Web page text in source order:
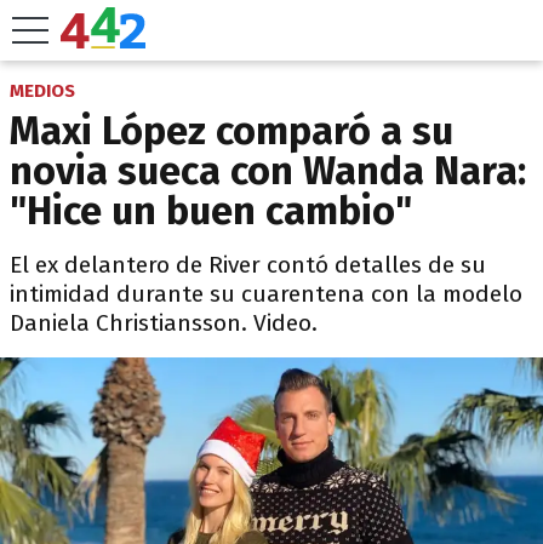
MEDIOS
Maxi López comparó a su
novia sueca con Wanda Nara:
"Hice un buen cambio"
El ex delantero de River contó detalles de su
intimidad durante su cuarentena con la modelo
Daniela Christiansson. Video.